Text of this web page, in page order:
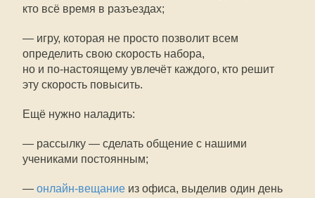
кто всё время в разъездах;
— игру, которая не просто позволит всем
определить свою скорость набора,
но и по-настоящему увлечёт каждого, кто решит
эту скорость повысить.
Ещё нужно наладить:
— рассылку — сделать общение с нашими
учениками постоянным;
— онлайн-вещание из офиса, выделив один день